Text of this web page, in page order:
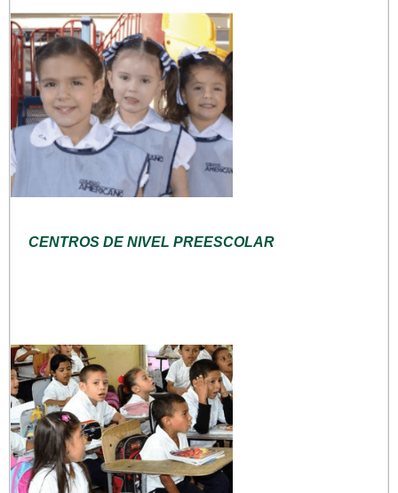
CENTROS DE NIVEL PREESCOLAR